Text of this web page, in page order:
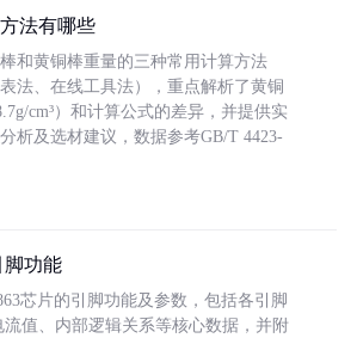
法有哪些
和黄铜棒重量的三种常用计算方法
法、在线工具法），重点解析了黄铜
cm³）和计算公式的差异，并提供实
析及选材建议，数据参考GB/T 4423-
脚功能
芯片的引脚功能及参数，包括各引脚
值、内部逻辑关系等核心数据，并附